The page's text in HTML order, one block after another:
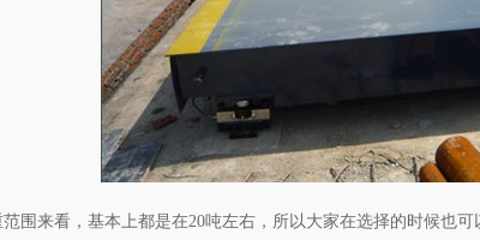
围来看，基本上都是在20吨左右，所以大家在选择的时候也